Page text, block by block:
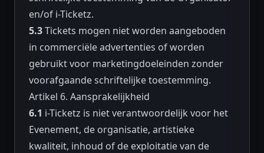
en/of i-Ticketz.
5.3Tickets mogen niet worden aangeboden
in commerciële advertenties of worden
gebruikt voor marketingdoeleinden zonder
voorafgaande schriftelijke toestemming.
Artikel 6. Aansprakelijkheid
6.1 i-Ticketz is niet verantwoordelijk voor het
Evenement, de organisatie, artistieke
kwaliteit, inhoud of de exploitatie van de